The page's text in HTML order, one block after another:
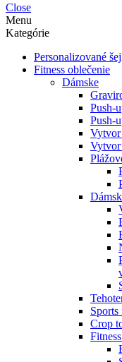
Close
Menu
Kategórie
Personalizované
Fitness oblečenie
Dámske
Push-
Push-
Vytvor
Vytvor
Sports
Crop